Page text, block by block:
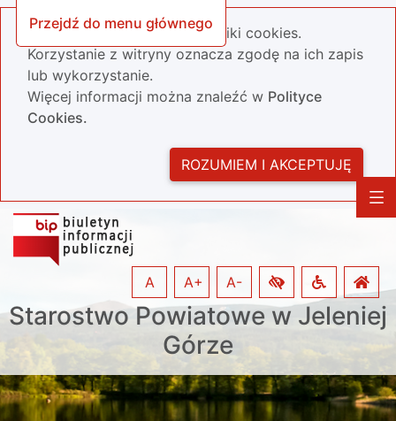
Przejdź do menu głównego
Nasza strona wykorzystuje pliki cookies.
Korzystanie z witryny oznacza zgodę na ich zapis
lub wykorzystanie.
Więcej informacji można znaleźć w Polityce
Cookies.
ROZUMIEM I AKCEPTUJĘ
Starostwo Powiatowe w Jeleniej
Górze
A A+ A-